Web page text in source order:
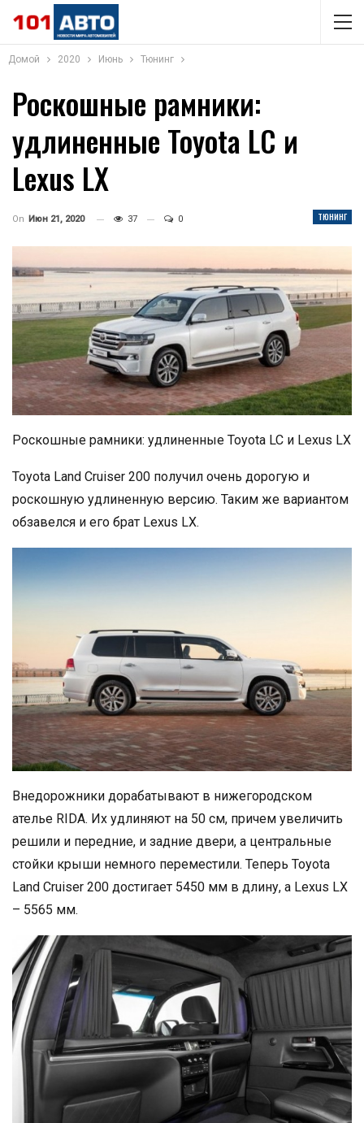
Домой 2020 Июнь Тюнинг
Роскошные рамники:
удлиненные Toyota LC и
Lexus LX
ТЮНИНГ
On Июн 21, 2020 37 0
Роскошные рамники: удлиненные Toyota LC и Lexus LX
Toyota Land Cruiser 200 получил очень дорогую и
роскошную удлиненную версию. Таким же вариантом
обзавелся и его брат Lexus LX.
Внедорожники дорабатывают в нижегородском
ателье RIDA. Их удлиняют на 50 см, причем увеличить
решили и передние, и задние двери, а центральные
стойки крыши немного переместили. Теперь Toyota
Land Cruiser 200 достигает 5450 мм в длину, а Lexus LX
– 5565 мм.